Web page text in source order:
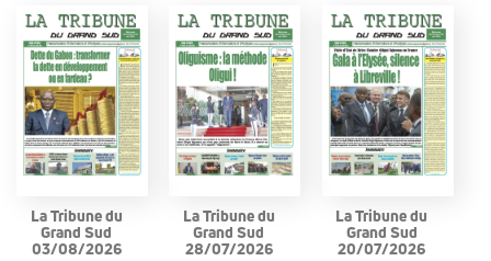
La Tribune du
Grand Sud
03/08/2026
La Tribune du
Grand Sud
28/07/2026
La Tribune du
Grand Sud
20/07/2026